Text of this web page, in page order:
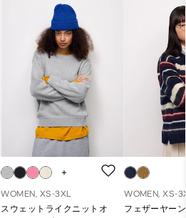
WOMEN, XS-3XL
スウェットライクニットオ
WOMEN, XS-
フェザーヤー